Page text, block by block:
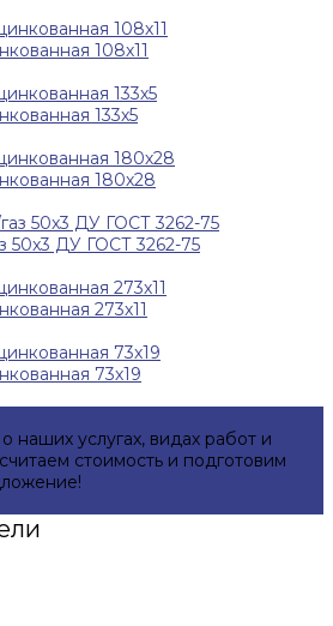
108х11
133х5
180х28
50x3 ДУ ГОСТ 3262-75
273х11
73х19
наших услугах, видах работ и
стоимость и подготовим